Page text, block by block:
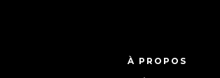
À PROPOS